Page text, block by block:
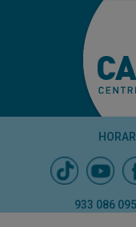
933 086 095